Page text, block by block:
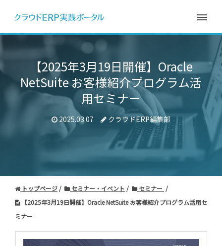
【2025年3月19日開催】 Oracle
NetSuite お客様紹介プログラム活
用セミナー
2025.03.07 クラウドERP編集部
トップページ セミナー・イベント
セミナー
【2025年3月19日開催】Oracle NetSuite お客様紹介プログラム活用セ
ミナー